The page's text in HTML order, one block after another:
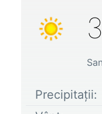
Precipitații: